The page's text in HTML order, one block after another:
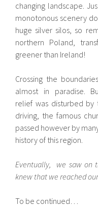
changing landscape.
monotonous scenery
huge silver silos, so
northern Poland,
greener than Ireland!
Crossing the
almost in paradise.
relief was disturbed
driving, the famous
passed however by
history of this region.
Eventually, we saw on
knew that we reached
To be continued…